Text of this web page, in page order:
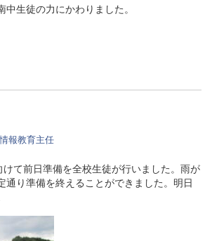
生徒の力にかわりました。
報教育主任
て前日準備を全校生徒が行いました。雨が
通り準備を終えることができました。明日